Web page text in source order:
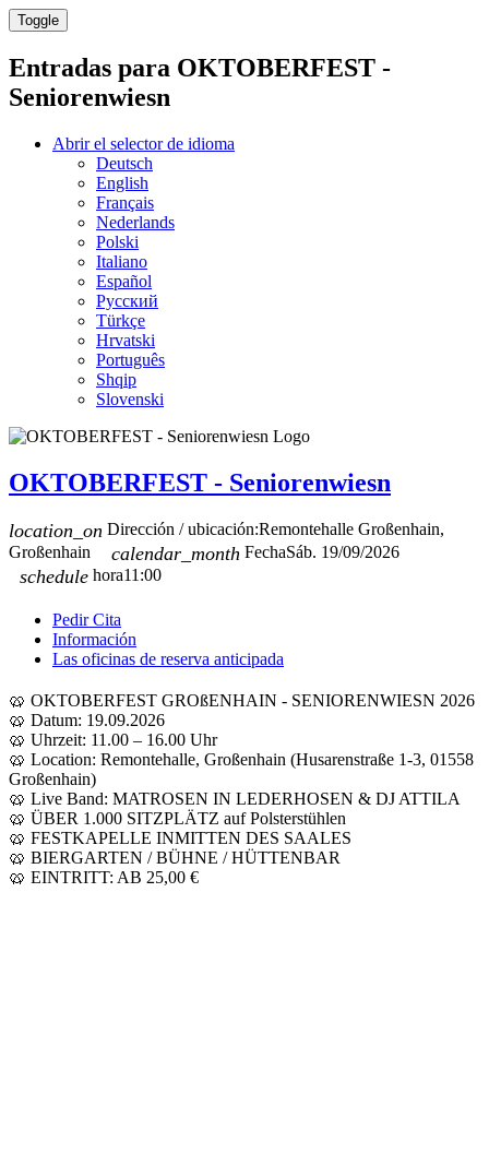
Toggle
Entradas para OKTOBERFEST -
Seniorenwiesn
Abrir el selector de idioma
Deutsch
English
Français
Nederlands
Polski
Italiano
Español
Русский
Türkçe
Hrvatski
Português
Shqip
Slovenski
OKTOBERFEST - Seniorenwiesn
location_on Dirección / ubicación:Remontehalle Großenhain,
Großenhain
calendar_month FechaSáb. 19/09/2026
schedule hora11:00
Pedir Cita
Información
Las oficinas de reserva anticipada
🥨 OKTOBERFEST GROßENHAIN - SENIORENWIESN 2026
🥨 Datum: 19.09.2026
🥨 Uhrzeit: 11.00 – 16.00 Uhr
🥨 Location: Remontehalle, Großenhain (Husarenstraße 1-3, 01558
Großenhain)
🥨 Live Band: MATROSEN IN LEDERHOSEN & DJ ATTILA
🥨 ÜBER 1.000 SITZPLÄTZ auf Polsterstühlen
🥨 FESTKAPELLE INMITTEN DES SAALES
🥨 BIERGARTEN / BÜHNE / HÜTTENBAR
🥨 EINTRITT: AB 25,00 €